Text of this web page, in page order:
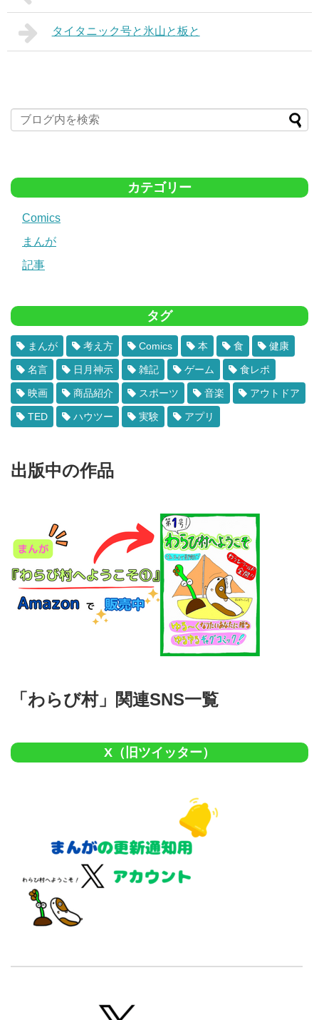
タイタニック号と氷山と板と
カテゴリー
Comics
まんが
記事
タグ
まんが 考え方 Comics 本 食 健康
名言 日月神示 雑記 ゲーム 食レポ
映画 商品紹介 スポーツ 音楽 アウトドア
TED ハウツー 実験 アプリ
出版中の作品
「わらび村」関連SNS一覧
X（旧ツイッター）